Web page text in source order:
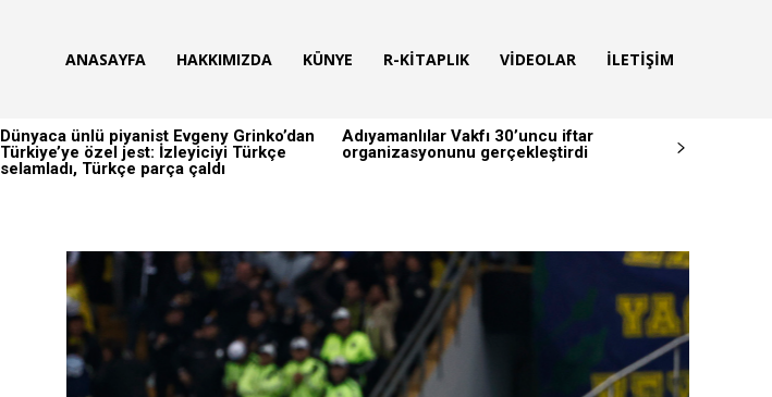
ANASAYFA HAKKIMIZDA KÜNYE R-KITAPLIK VIDEOLAR İLETIŞIM
Dünyaca ünlü piyanist Evgeny Grinko’dan
Türkiye’ye özel jest: İzleyiciyi Türkçe
selamladı, Türkçe parça çaldı
Adıyamanlılar Vakfı 30’uncu iftar
organizasyonunu gerçekleştirdi